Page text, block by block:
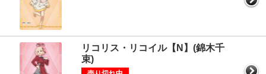
リコリス・リコイル【N】(錦木千
束)